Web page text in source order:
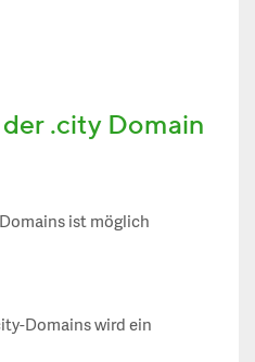
.city Domain
ist möglich
Domains wird ein